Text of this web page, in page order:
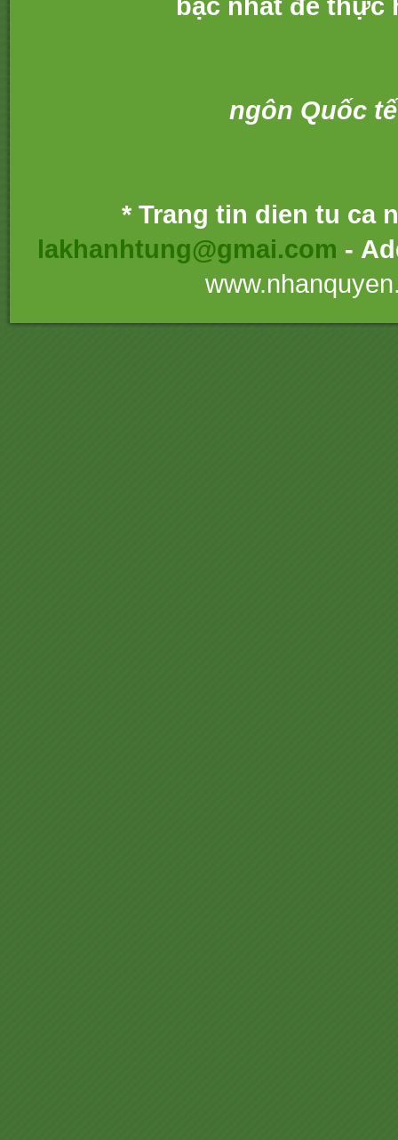
bậc nhất để thực
ngôn Quốc
* Trang tin dien tu ca
lakhanhtung@gmai.com -